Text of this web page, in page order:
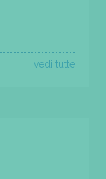
vedi tutte